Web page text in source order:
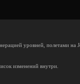
уровней, полетами на
изменений внутри.